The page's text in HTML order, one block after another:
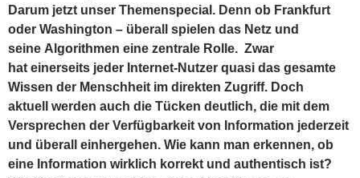
Darum jetzt unser Themenspecial. Denn ob Frankfurt
oder Washington – überall spielen das Netz und
seine Algorithmen eine zentrale Rolle. Zwar
hat einerseits jeder Internet-Nutzer quasi das gesamte
Wissen der Menschheit im direkten Zugriff. Doch
aktuell werden auch die Tücken deutlich, die mit dem
Versprechen der Verfügbarkeit von Information jederzeit
und überall einhergehen. Wie kann man erkennen, ob
eine Information wirklich korrekt und authentisch ist?